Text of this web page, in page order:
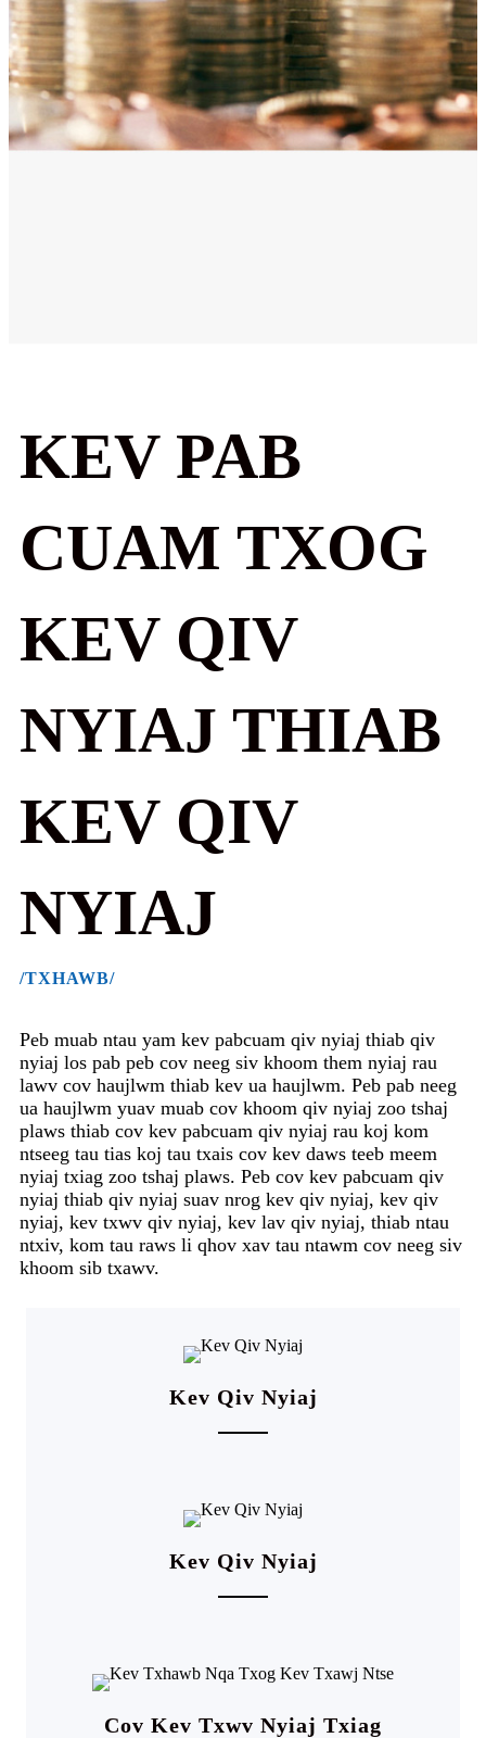
KEV PAB
CUAM TXOG
KEV QIV
NYIAJ THIAB
KEV QIV
NYIAJ
/TXHAWB/
Peb muab ntau yam kev pabcuam qiv nyiaj thiab qiv
nyiaj los pab peb cov neeg siv khoom them nyiaj rau
lawv cov haujlwm thiab kev ua haujlwm. Peb pab neeg
ua haujlwm yuav muab cov khoom qiv nyiaj zoo tshaj
plaws thiab cov kev pabcuam qiv nyiaj rau koj kom
ntseeg tau tias koj tau txais cov kev daws teeb meem
nyiaj txiag zoo tshaj plaws. Peb cov kev pabcuam qiv
nyiaj thiab qiv nyiaj suav nrog kev qiv nyiaj, kev qiv
nyiaj, kev txwv qiv nyiaj, kev lav qiv nyiaj, thiab ntau
ntxiv, kom tau raws li qhov xav tau ntawm cov neeg siv
khoom sib txawv.
Kev Qiv Nyiaj
Kev Qiv Nyiaj
Cov Kev Txwv Nyiaj Txiag